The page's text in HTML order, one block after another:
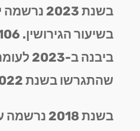
שהתגרשו בשנת 2022.